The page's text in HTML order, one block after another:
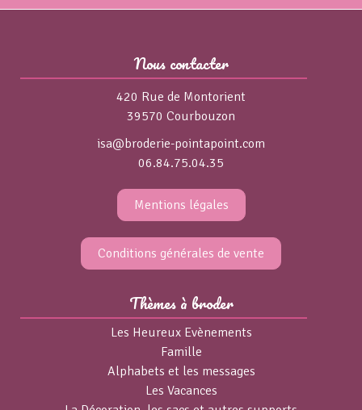
Nous contacter
420 Rue de Montorient
39570 Courbouzon
isa@broderie-pointapoint.com
06.84.75.04.35
Mentions légales
Conditions générales de vente
Thèmes à broder
Les Heureux Evènements
Famille
Alphabets et les messages
Les Vacances